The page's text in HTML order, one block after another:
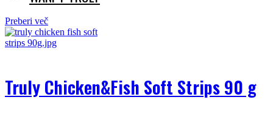
Preberi več
Truly Chicken&Fish Soft Strips 90 g